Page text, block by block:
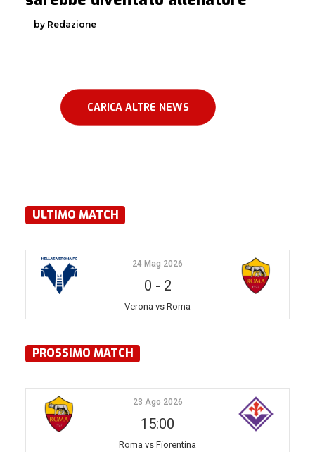
by Redazione
CARICA ALTRE NEWS
ULTIMO MATCH
24 Mag 2026
0 - 2
Verona vs Roma
PROSSIMO MATCH
23 Ago 2026
15:00
Roma vs Fiorentina